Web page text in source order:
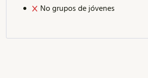
No grupos de jóvenes